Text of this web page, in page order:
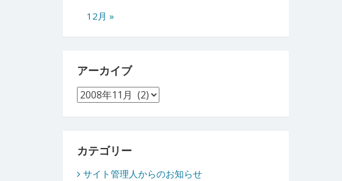
12月 »
アーカイブ
ア
ー
カ
ブ
カテゴリー
サイト管理人からのお知らせ